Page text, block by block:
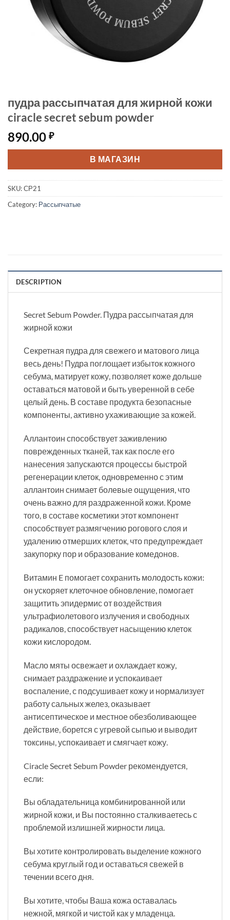
пудра рассыпчатая для жирной кожи
ciracle secret sebum powder
890.00 ₽
В МАГАЗИН
SKU:СР21
Category: Рассыпчатые
DESCRIPTION
Secret Sebum Powder. Пудра рассыпчатая для
жирной кожи
Секретная пудра для свежего и матового лица
весь день! Пудра поглощает избыток кожного
себума, матирует кожу, позволяет коже дольше
оставаться матовой и быть уверенной в себе
целый день. В составе продукта безопасные
компоненты, активно ухаживающие за кожей.
Аллантоин способствует заживлению
поврежденных тканей, так как после его
нанесения запускаются процессы быстрой
регенерации клеток, одновременно с этим
аллантоин снимает болевые ощущения, что
очень важно для раздраженной кожи. Кроме
того, в составе косметики этот компонент
способствует размягчению рогового слоя и
удалению отмерших клеток, что предупреждает
закупорку пор и образование комедонов.
Витамин E помогает сохранить молодость кожи:
он ускоряет клеточное обновление, помогает
защитить эпидермис от воздействия
ультрафиолетового излучения и свободных
радикалов, способствует насыщению клеток
кожи кислородом.
Масло мяты освежает и охлаждает кожу,
снимает раздражение и успокаивает
воспаление, с подсушивает кожу и нормализует
работу сальных желез, оказывает
антисептическое и местное обезболивающее
действие, борется с угревой сыпью и выводит
токсины, успокаивает и смягчает кожу.
Ciracle Secret Sebum Powder рекомендуется,
если:
Вы обладательница комбинированной или
жирной кожи, и Вы постоянно сталкиваетесь с
проблемой излишней жирности лица.
Вы хотите контролировать выделение кожного
себума круглый год и оставаться свежей в
течении всего дня.
Вы хотите, чтобы Ваша кожа оставалась
нежной, мягкой и чистой как у младенца.